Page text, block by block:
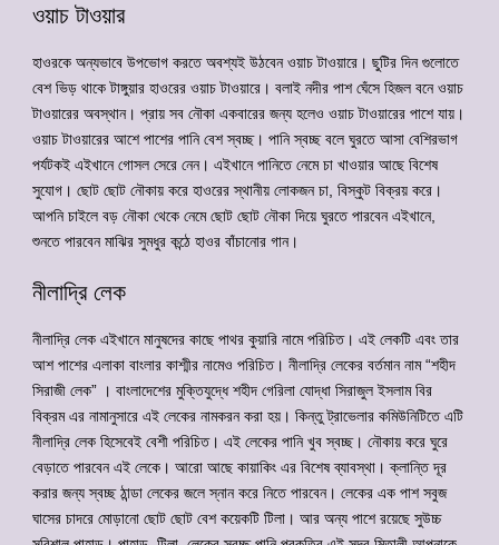
ওয়াচ টাওয়ার
হাওরকে অন্যভাবে উপভোগ করতে অবশ্যই উঠবেন ওয়াচ টাওয়ারে। ছুটির দিন গুলোতে
বেশ ভিড় থাকে টাঙ্গুয়ার হাওরের ওয়াচ টাওয়ারে। বলাই নদীর পাশ ঘেঁসে হিজল বনে ওয়াচ
টাওয়ারের অবস্থান। প্রায় সব নৌকা একবারের জন্য হলেও ওয়াচ টাওয়ারের পাশে যায়।
ওয়াচ টাওয়ারের আশে পাশের পানি বেশ স্বচ্ছ। পানি স্বচ্ছ বলে ঘুরতে আসা বেশিরভাগ
পর্যটকই এইখানে গোসল সেরে নেন। এইখানে পানিতে নেমে চা খাওয়ার আছে বিশেষ
সুযোগ। ছোট ছোট নৌকায় করে হাওরের স্থানীয় লোকজন চা, বিস্কুট বিক্রয় করে।
আপনি চাইলে বড় নৌকা থেকে নেমে ছোট ছোট নৌকা দিয়ে ঘুরতে পারবেন এইখানে,
শুনতে পারবেন মাঝির সুমধুর কন্ঠে হাওর বাঁচানোর গান।
নীলাদ্রি লেক
নীলাদ্রি লেক এইখানে মানুষদের কাছে পাথর কুয়ারি নামে পরিচিত। এই লেকটি এবং তার
আশ পাশের এলাকা বাংলার কাশ্মীর নামেও পরিচিত। নীলাদ্রি লেকের বর্তমান নাম “শহীদ
সিরাজী লেক” । বাংলাদেশের মুক্তিযুদ্ধে শহীদ গেরিলা যোদ্ধা সিরাজুল ইসলাম বির
বিক্রম এর নামানুসারে এই লেকের নামকরন করা হয়। কিন্তু ট্রাভেলার কমিউনিটিতে এটি
নীলাদ্রি লেক হিসেবেই বেশী পরিচিত। এই লেকের পানি খুব স্বচ্ছ। নৌকায় করে ঘুরে
বেড়াতে পারবেন এই লেকে। আরো আছে কায়াকিং এর বিশেষ ব্যাবস্থা। ক্লান্তি দূর
করার জন্য স্বচ্ছ ঠান্ডা লেকের জলে স্নান করে নিতে পারবেন। লেকের এক পাশ সবুজ
ঘাসের চাদরে মোড়ানো ছোট ছোট বেশ কয়েকটি টিলা। আর অন্য পাশে রয়েছে সুউচ্চ